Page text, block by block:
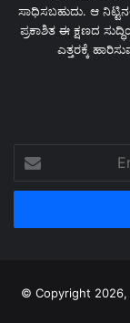
ಸಾಧಿಸಬಹುದು. ಆ
ಪ್ರಕಾಶಿತ ಈ ಕ್ಷಣದ
ಎತ್ತರಕ್ಕೆ
your
Email
© Copyright